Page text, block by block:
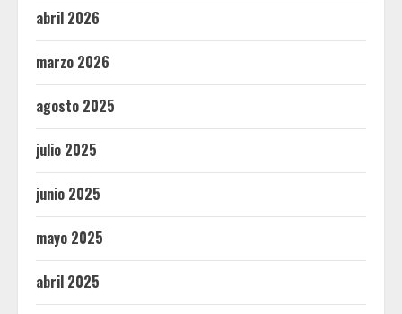
abril 2026
marzo 2026
agosto 2025
julio 2025
junio 2025
mayo 2025
abril 2025